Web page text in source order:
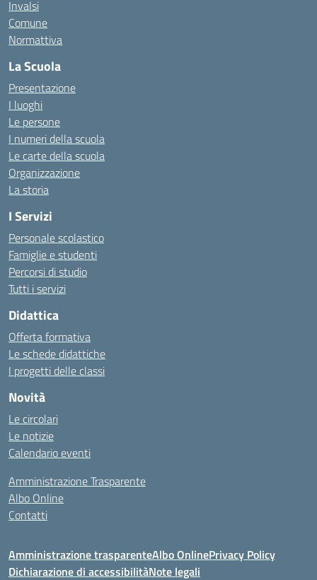
Invalsi
Comune
Normattiva
La Scuola
Presentazione
I luoghi
Le persone
I numeri della scuola
Le carte della scuola
Organizzazione
La storia
I Servizi
Personale scolastico
Famiglie e studenti
Percorsi di studio
Tutti i servizi
Didattica
Offerta formativa
Le schede didattiche
I progetti delle classi
Novità
Le circolari
Le notizie
Calendario eventi
Amministrazione Trasparente
Albo Online
Contatti
Amministrazione trasparenteAlbo OnlinePrivacy Policy
Dichiarazione di accessibilitàNote legali